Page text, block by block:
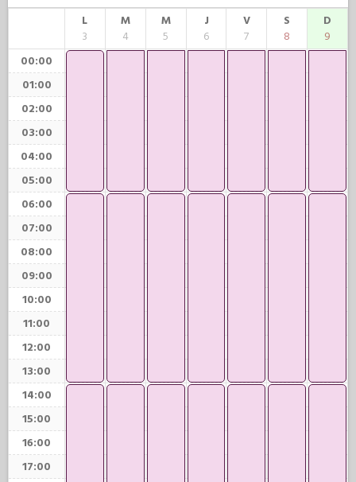
L
3
M
4
M
5
J
6
V
7
S
8
D
9
00:00
01:00
02:00
03:00
04:00
05:00
06:00
07:00
08:00
09:00
10:00
11:00
12:00
13:00
14:00
15:00
16:00
17:00